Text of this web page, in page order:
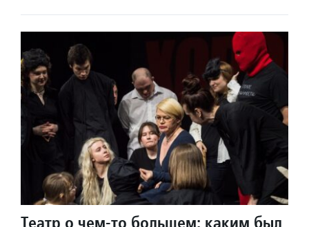
Театр о чем-то большем: каким был